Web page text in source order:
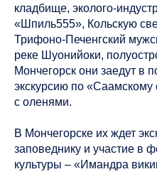
кладбище, эколого-
«Шпиль555», Кольскую
Трифоно-Печенгский
реке Шуонийоки,
Мончегорск они заедут в
экскурсию по «Саамскому
с оленями.
В Мончегорске их ждет
заповеднику и участие в
культуры – «Имандра